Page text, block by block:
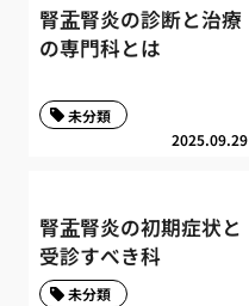
腎盂腎炎の診断と治療
の専門科とは
2025.09.29
未分類
腎盂腎炎の初期症状と
受診すべき科
未分類